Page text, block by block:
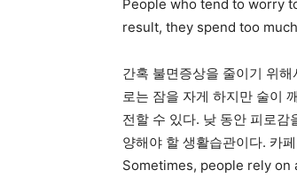
People who tend to worry
result, they spend too
간혹 불면증상을 줄이기 위
로는 잠을 자게 하지만 술이
전할 수 있다. 낮 동안 피로감
양해야 할 생활습관이다. 카
Sometimes, people rely on